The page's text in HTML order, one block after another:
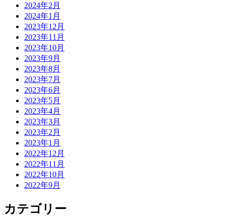
2024年2月
2024年1月
2023年12月
2023年11月
2023年10月
2023年9月
2023年8月
2023年7月
2023年6月
2023年5月
2023年4月
2023年3月
2023年2月
2023年1月
2022年12月
2022年11月
2022年10月
2022年9月
カテゴリー